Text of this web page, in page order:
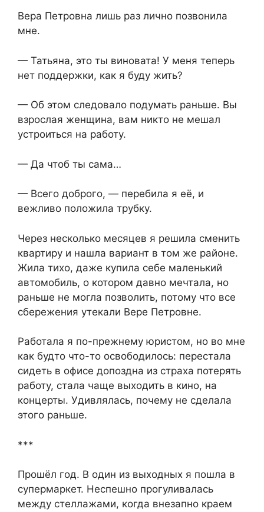
Вера Петровна лишь раз лично позвонила
мне.
— Татьяна, это ты виновата! У меня теперь
нет поддержки, как я буду жить?
— Об этом следовало подумать раньше. Вы
взрослая женщина, вам никто не мешал
устроиться на работу.
— Да чтоб ты сама…
— Всего доброго, — перебила я её, и
вежливо положила трубку.
Через несколько месяцев я решила сменить
квартиру и нашла вариант в том же районе.
Жила тихо, даже купила себе маленький
автомобиль, о котором давно мечтала, но
раньше не могла позволить, потому что все
сбережения утекали Вере Петровне.
Работала я по-прежнему юристом, но во мне
как будто что-то освободилось: перестала
сидеть в офисе допоздна из страха потерять
работу, стала чаще выходить в кино, на
концерты. Удивлялась, почему не сделала
этого раньше.
***
Прошёл год. В один из выходных я пошла в
супермаркет. Неспешно прогуливалась
между стеллажами, когда внезапно краем